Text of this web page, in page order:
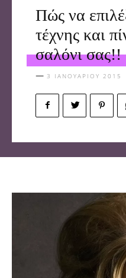
Πώς να
τέχνης και
σαλόνι σας!!
3 ΙΑΝΟΥΑΡΊΟΥ 2015